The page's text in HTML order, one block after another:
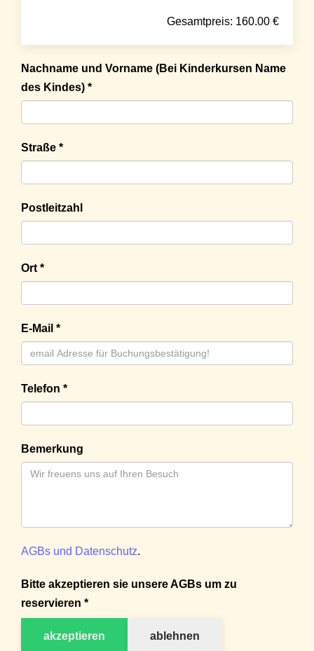
Gesamtpreis: 160.00 €
Nachname und Vorname (Bei Kinderkursen Name
des Kindes) *
Straße *
Postleitzahl
Ort *
E-Mail *
Telefon *
Bemerkung
AGBs und Datenschutz.
Bitte akzeptieren sie unsere AGBs um zu
reservieren *
akzeptieren ablehnen